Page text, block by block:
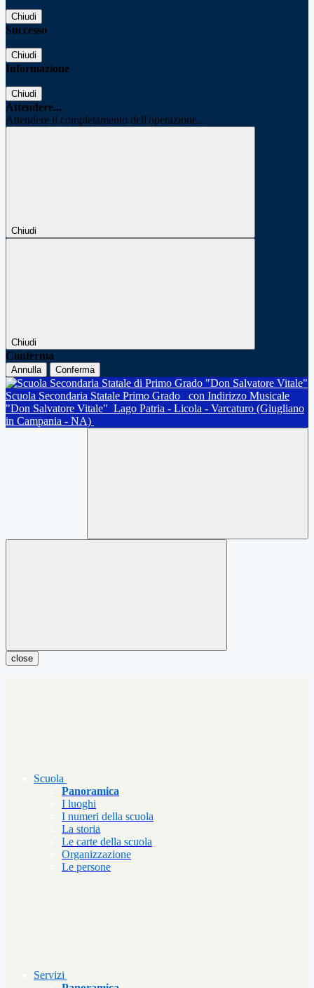
Chiudi
Successo
Chiudi
Informazione
Chiudi
Attendere...
Attendere il completamento dell'operazione...
Chiudi
Chiudi
Conferma
Annulla Conferma
Scuola Secondaria Statale Primo Grado
con Indirizzo Musicale
"Don Salvatore Vitale" Lago Patria - Licola - Varcaturo (Giugliano
in Campania - NA)
close
Scuola
Panoramica
I luoghi
I numeri della scuola
La storia
Le carte della scuola
Organizzazione
Le persone
Servizi